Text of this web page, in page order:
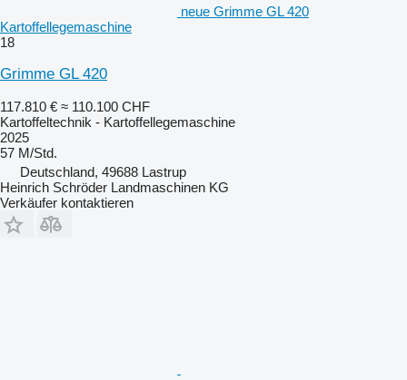
neue Grimme GL 420
Kartoffellegemaschine
18
Grimme GL 420
117.810 € ≈ 110.100 CHF
Kartoffeltechnik - Kartoffellegemaschine
2025
57 M/Std.
Deutschland, 49688 Lastrup
Heinrich Schröder Landmaschinen KG
Verkäufer kontaktieren